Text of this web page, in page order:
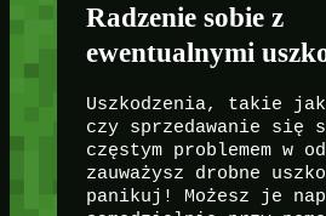
Radzenie sobie z
ewentualnymi
Uszkodzenia, takie
czy sprzedawanie się
częstym problemem w
zauważysz drobne
panikuj! Możesz je